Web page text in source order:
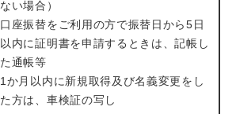
ない場合）
口座振替をご利用の方で振替日から5日
以内に証明書を申請するときは、記帳し
た通帳等
1か月以内に新規取得及び名義変更をし
た方は、車検証の写し